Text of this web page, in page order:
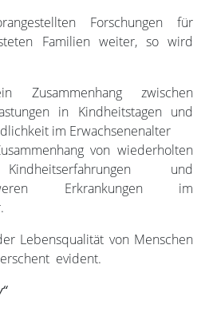
Forschungen für
Familien weiter, so wird
Zusammenhang zwischen
in Kindheitstagen und
im Erwachsenenalter
von wiederholten
und
Erkrankungen im
Lebensqualität von Menschen
evident.